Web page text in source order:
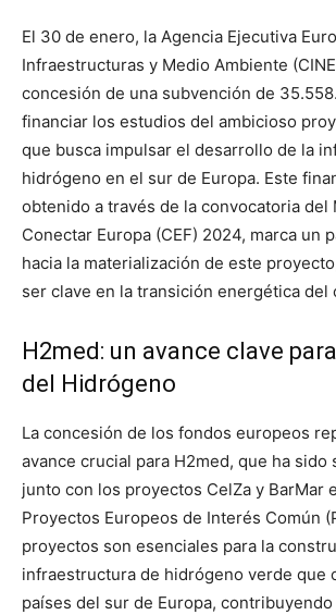
El 30 de enero, la Agencia Ejecutiva
Infraestructuras y Medio Ambiente
concesión de una subvención de
financiar los estudios del ambicioso
que busca impulsar el desarrollo de la
hidrógeno en el sur de Europa. Este
obtenido a través de la convocatoria del
Conectar Europa (CEF) 2024, marca un
hacia la materialización de este
ser clave en la transición energética del
H2med: un avance clave
del Hidrógeno
La concesión de los fondos europeos
avance crucial para H2med, que ha sido
junto con los proyectos CelZa y BarMar
Proyectos Europeos de Interés Común
proyectos son esenciales para la
infraestructura de hidrógeno verde que
países del sur de Europa, contribuyendo